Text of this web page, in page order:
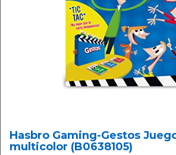
Hasbro Gaming-Gestos
multicolor (B0638105)